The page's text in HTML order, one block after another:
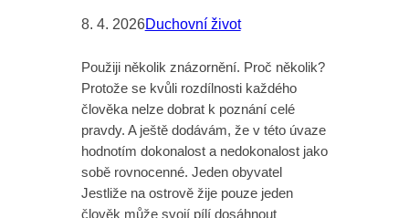
8. 4. 2026Duchovní život
Použiji několik znázornění. Proč několik?
Protože se kvůli rozdílnosti každého
člověka nelze dobrat k poznání celé
pravdy. A ještě dodávám, že v této úvaze
hodnotím dokonalost a nedokonalost jako
sobě rovnocenné. Jeden obyvatel
Jestliže na ostrově žije pouze jeden
člověk může svojí pílí dosáhnout